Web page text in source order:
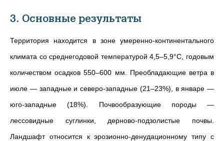
3. Основные результаты
Территория находится в зоне умеренно-континентального
климата со среднегодовой температурой 4,5–5,9°С, годовым
количеством осадков 550–600 мм. Преобладающие ветра в
июле — западные и северо-западные (21–23%), в январе —
юго-западные (18%). Почвообразующие породы —
лессовидные суглинки, дерново-подзолистые почвы.
Ландшафт относится к эрозионно-денудационному типу с